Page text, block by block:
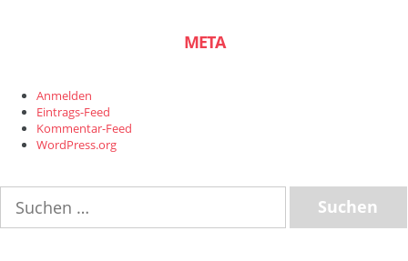
META
Anmelden
Eintrags-Feed
Kommentar-Feed
WordPress.org
nach: